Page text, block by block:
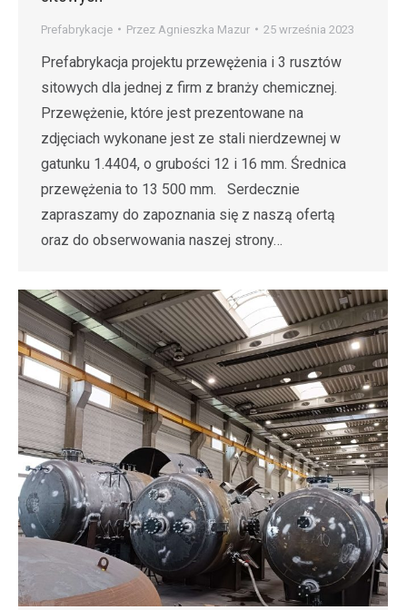
Prefabrykacje Przez Agnieszka Mazur 25 września 2023
Prefabrykacja projektu przewężenia i 3 rusztów
sitowych dla jednej z firm z branży chemicznej.
Przewężenie, które jest prezentowane na
zdjęciach wykonane jest ze stali nierdzewnej w
gatunku 1.4404, o grubości 12 i 16 mm. Średnica
przewężenia to 13 500 mm. Serdecznie
zapraszamy do zapoznania się z naszą ofertą
oraz do obserwowania naszej strony…